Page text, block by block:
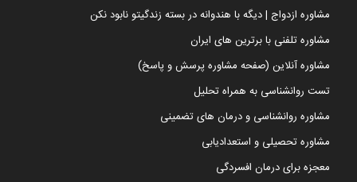
مشاوره ازدواج | دیگه با هندوانه در بسته زندگیتو نابود نکن
مشاوره تلفنی با برترین های ایران
مشاوره آنلاین (صفحه مشاوره پرسش و پاسخ)
تست روانشناسی به همراه تحلیل
مشاوره روانشناسی و درمان های تضمینی
مشاوره تحصیلی و استعدادیابی
معجزه برای درمان افسردگی